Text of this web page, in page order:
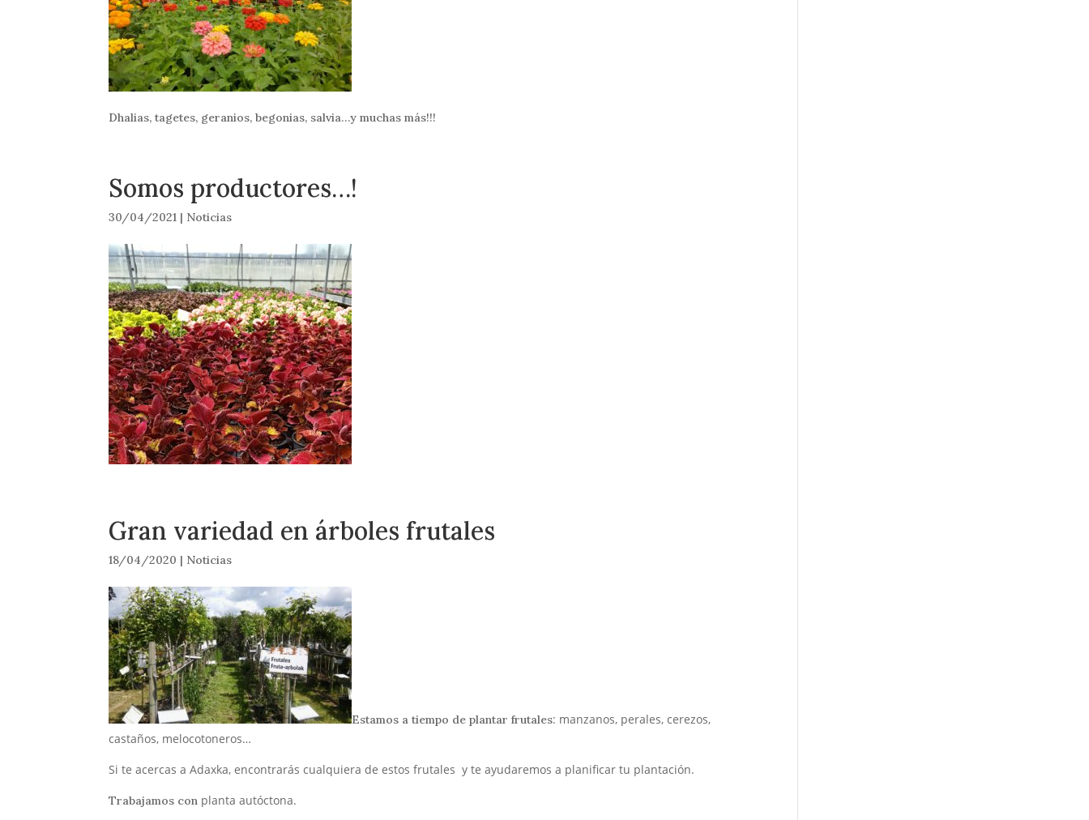
Dhalias, tagetes, geranios, begonias, salvia…y muchas más!!!
Somos productores…!
30/04/2021 | Noticias
Gran variedad en árboles frutales
18/04/2020 | Noticias
Estamos a tiempo de plantar frutales: manzanos, perales, cerezos,
castaños, melocotoneros…
Si te acercas a Adaxka, encontrarás cualquiera de estos frutales y te ayudaremos a planificar tu plantación.
Trabajamos con planta autóctona.